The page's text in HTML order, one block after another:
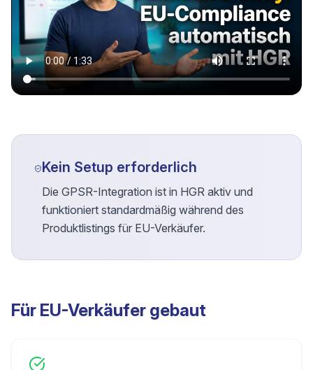
Kein Setup erforderlich
Die GPSR-Integration ist in HGR aktiv und
funktioniert standardmäßig während des
Produktlistings für EU-Verkäufer.
Für EU-Verkäufer gebaut